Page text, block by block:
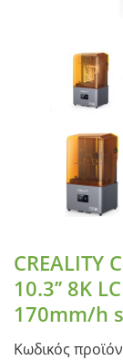
CREALITY
10.3’’ 8K
170mm/h
Κωδικός